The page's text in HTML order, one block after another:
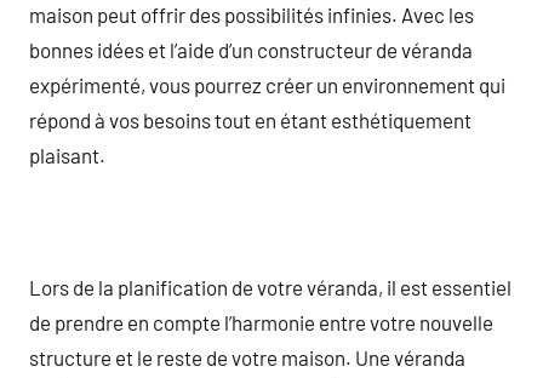
maison peut offrir des possibilités infinies. Avec les
bonnes idées et l’aide d’un constructeur de véranda
expérimenté, vous pourrez créer un environnement qui
répond à vos besoins tout en étant esthétiquement
plaisant.
Lors de la planification de votre véranda, il est essentiel
de prendre en compte l’harmonie entre votre nouvelle
structure et le reste de votre maison. Une véranda